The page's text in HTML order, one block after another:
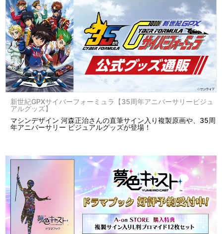
新世紀GPXサイバーフォーミュラ【35周年アニバーサリービジュ
アルグッズ】
マシンデザイン 河森正治さんの直筆サイン入り複製原画や、35周
年アニバーサリー ビジュアルグッズが登場！